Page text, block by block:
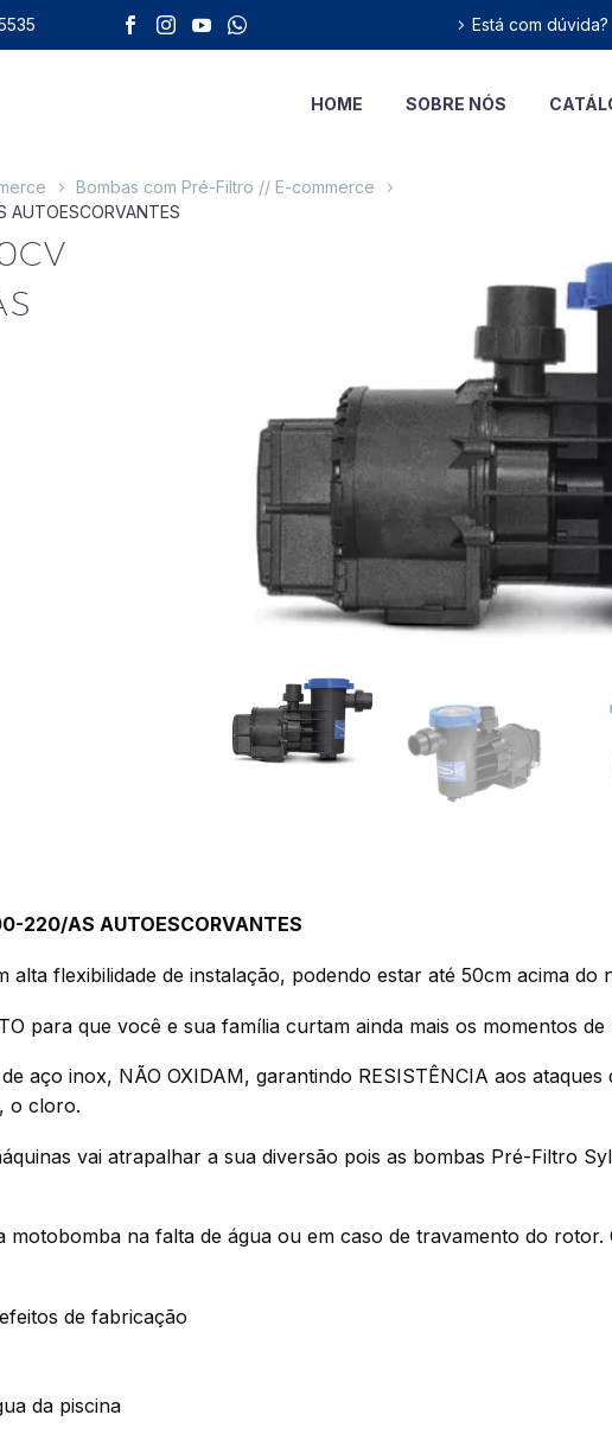
Está com dúvida?
HOME SOBRE NÓS
Bombas com Pré-Filtro // E-commerce
220/AS AUTOESCORVANTES
flexibilidade de instalação, podendo estar até 50cm acima do
para que você e sua família curtam ainda mais os momentos de
aço inox, NÃO OXIDAM, garantindo RESISTÊNCIA aos ataques
o cloro.
vai atrapalhar a sua diversão pois as bombas Pré-Filtro
na falta de água ou em caso de travamento do rotor.
de fabricação
da piscina